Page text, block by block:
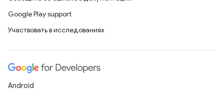
Google Play support
Участвовать в исследованиях
Android